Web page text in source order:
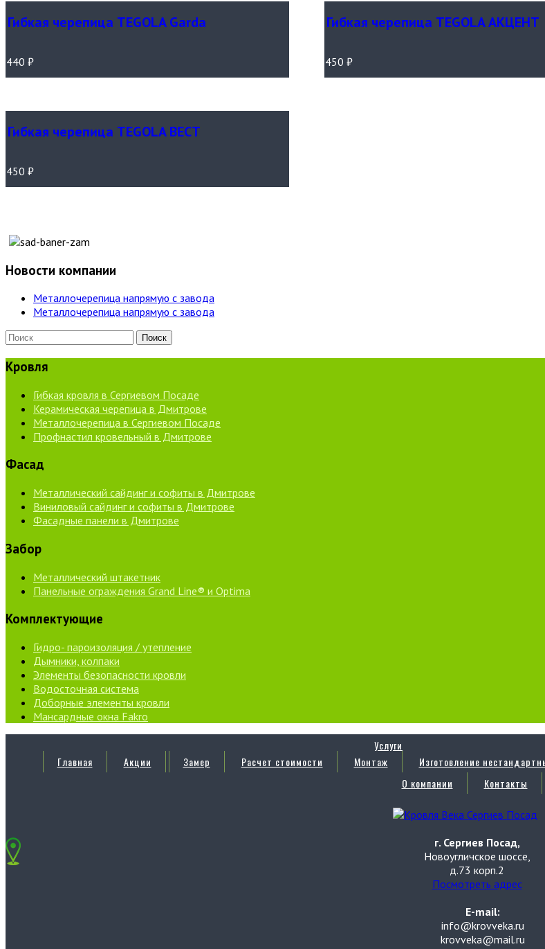
Гибкая черепица TEGOLA Garda
440 ₽
Гибкая черепица TEGOLA АКЦЕНТ
450 ₽
Гибкая черепица TEGOLA ВЕСТ
450 ₽
Новости компании
Металлочерепица напрямую с завода
Металлочерепица напрямую с завода
Кровля
Гибкая кровля в Сергиевом Посаде
Керамическая черепица в Дмитрове
Металлочерепица в Сергиевом Посаде
Профнастил кровельный в Дмитрове
Фасад
Металлический сайдинг и софиты в Дмитрове
Виниловый сайдинг и софиты в Дмитрове
Фасадные панели в Дмитрове
Забор
Металлический штакетник
Панельные ограждения Grand Line® и Optima
Комплектующие
Гидро- пароизоляция / утепление
Дымники, колпаки
Элементы безопасности кровли
Водосточная система
Доборные элементы кровли
Мансардные окна Fakro
Главная Акции
Услуги
Замер
Расчет стоимости Монтаж Изготовление
О компании
Контакты
г. Сергиев Посад,
Новоугличское шоссе,
д.73 корп.2
Посмотреть адрес
E-mail:
info@krovveka.ru
krovveka@mail.ru